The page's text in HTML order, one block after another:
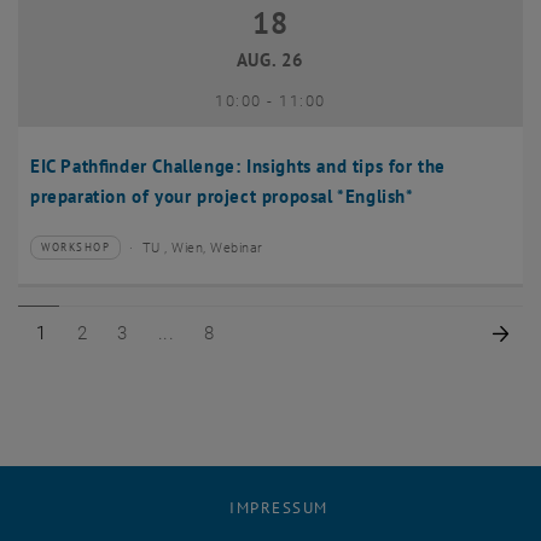
EIC Pathfinder Challenge: Insights and tips for the
preparation of your project proposal *English*
18 August 2026
18
AUG. 26
10:00- bis
11:00
Veranstaltungstyp:
WORKSHOP
Veranstaltungsort:TU , Wien, Webinar
Seite 1 von 8
1 Seite 2 von 8
2 Seite 3 von 8
3 Seite 8 von 8
8
IMPRESSUM